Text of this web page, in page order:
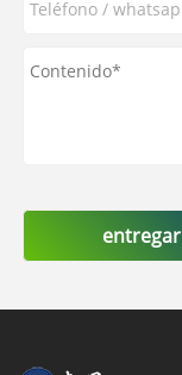
entregar